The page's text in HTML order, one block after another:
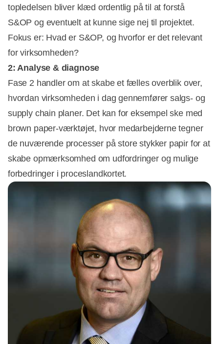
topledelsen bliver klæd ordentlig på til at forstå
S&OP og eventuelt at kunne sige nej til projektet.
Fokus er: Hvad er S&OP, og hvorfor er det relevant
for virksomheden?
2: Analyse & diagnose
Fase 2 handler om at skabe et fælles overblik over,
hvordan virksomheden i dag gennemfører salgs- og
supply chain planer. Det kan for eksempel ske med
brown paper-værktøjet, hvor medarbejderne tegner
de nuværende processer på store stykker papir for at
skabe opmærksomhed om udfordringer og mulige
forbedringer i proceslandkortet.